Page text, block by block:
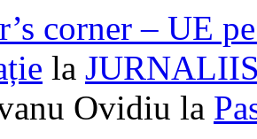
corner – UE
la
Ovidiu la